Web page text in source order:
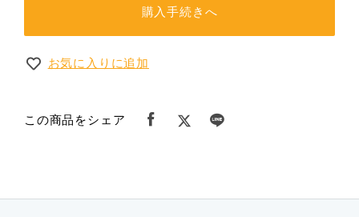
購入手続きへ
お気に入りに追加
この商品をシェア